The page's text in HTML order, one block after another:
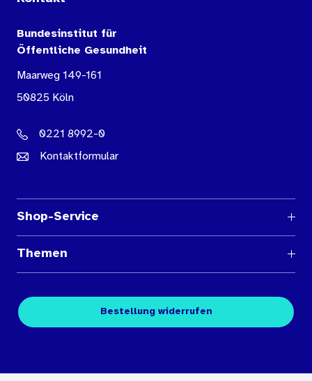
Bundesinstitut für
Öffentliche Gesundheit
Maarweg 149-161
50825 Köln
0221 8992-0
Kontaktformular
Shop-Service
Medienübersichten
Kontakt
Themen
Fachpublikationen
Digitales Archiv
Bestellung widerrufen